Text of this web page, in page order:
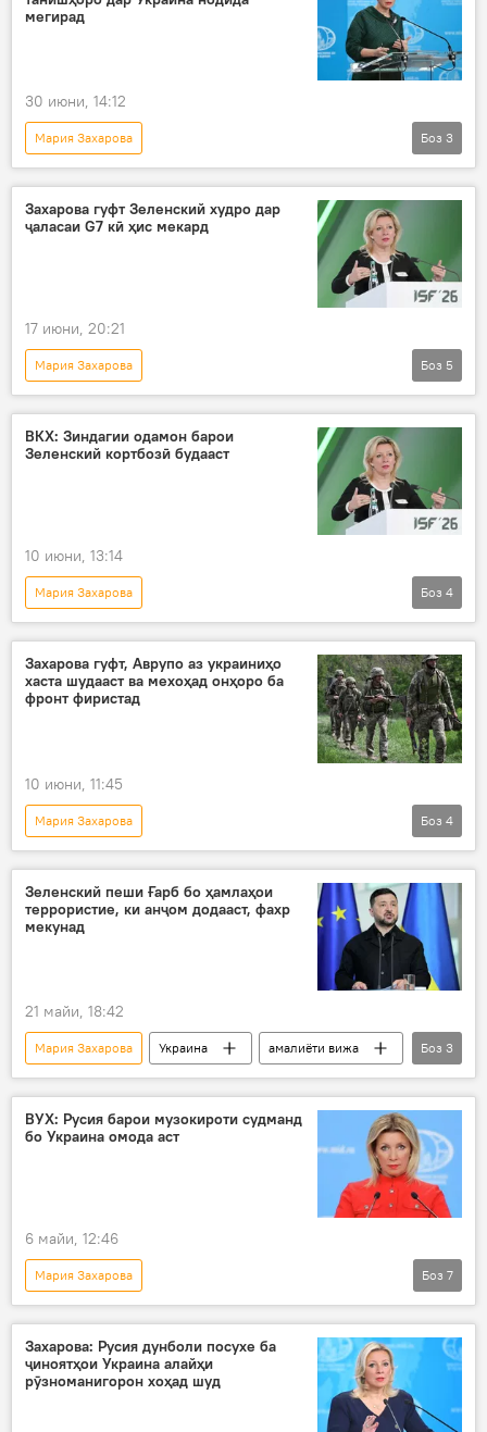
Лаҳистон
нозӣ
мегирад
30 июни, 14:12
Мария Захарова
Амалиёти вижаи Русия барои ҳимояи Донбасс: охирин хабарҳо
Украина
НАТО
Боз 3
Захарова гуфт Зеленский худро дар
ҷаласаи G7 кӣ ҳис мекард
17 июни, 20:21
Мария Захарова
Амалиёти вижаи Русия барои ҳимояи Донбасс: охирин хабарҳо
амалиёти вижа
Украина
Владимир Зеленский
Сиёсат
Боз 5
ВКХ: Зиндагии одамон барои
Зеленский кортбозӣ будааст
10 июни, 13:14
Мария Захарова
Амалиёти вижаи Русия барои ҳимояи Донбасс: охирин хабарҳо
Украина
Сиёсат
Владимир Зеленский
Боз 4
Захарова гуфт, Аврупо аз украиниҳо
хаста шудааст ва мехоҳад онҳоро ба
фронт фиристад
10 июни, 11:45
Мария Захарова
Амалиёти вижаи Русия барои ҳимояи Донбасс: охирин хабарҳо
Украина
кӯмаки Ғарб ба Украина
Боз 4
Зеленский пеши Ғарб бо ҳамлаҳои
террористие, ки анҷом додааст, фахр
мекунад
21 майи, 18:42
Мария Захарова Украина
амалиёти вижа
Ғарб
ҳамлаҳои теруристӣ
Владимир Зеленский
Боз 3
ВУХ: Русия барои музокироти судманд
бо Украина омода аст
6 майи, 12:46
Мария Захарова
Амалиёти вижаи Русия барои ҳимояи Донбасс: охирин хабарҳо
амалиёти вижа
музокирот
ҳалли низоъ
Сиёсат
Боз 7
Захарова: Русия дунболи посухе ба
ҷиноятҳои Украина алайҳи
рӯзноманигорон хоҳад шуд